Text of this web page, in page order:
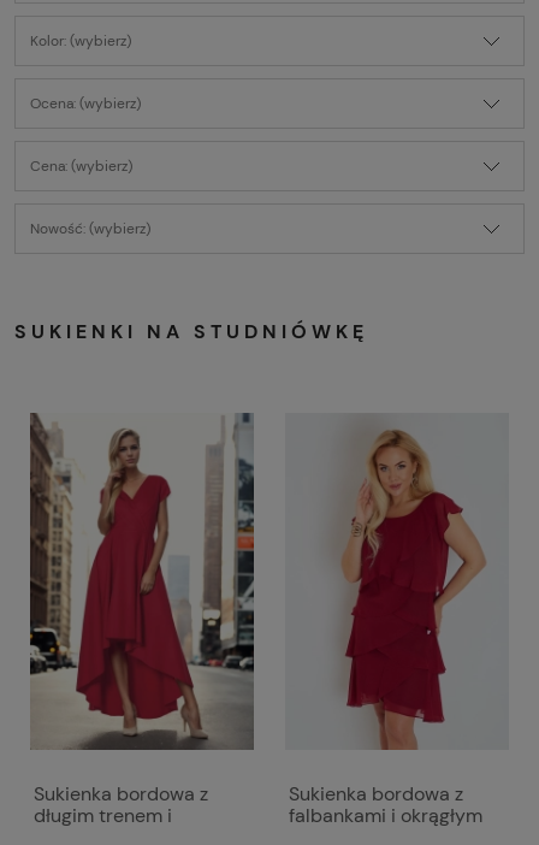
Kolor: (wybierz)
Ocena: (wybierz)
Cena: (wybierz)
Nowość: (wybierz)
SUKIENKI NA STUDNIÓWKĘ
Sukienka bordowa z
długim trenem i
Sukienka bordowa z
falbankami i okrągłym